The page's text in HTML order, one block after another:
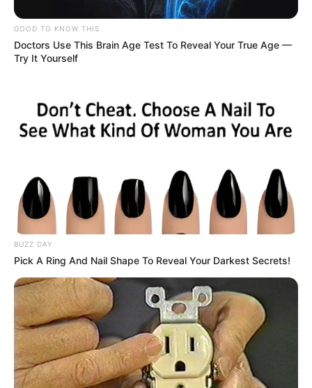
GOOD TO KNOW THIS
Doctors Use This Brain Age Test To Reveal Your True Age —
Try It Yourself
BUZZ DAY
Pick A Ring And Nail Shape To Reveal Your Darkest Secrets!